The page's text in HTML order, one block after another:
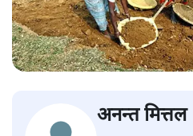
अनन्त मित्तल